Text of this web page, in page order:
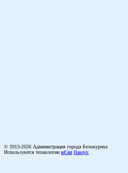
© 2013-2026 Администрация города Белокуриха
Используются технологии uCoz Наверх